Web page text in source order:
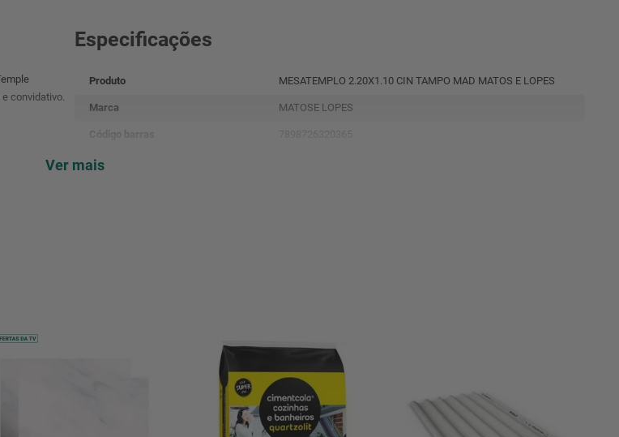
convidativo.
Especificações
Produto MESATEMPLO 2.20X1.10 CIN TAMPO MAD MATOS E LOPES
Marca MATOSE LOPES
Referência
Ver mais